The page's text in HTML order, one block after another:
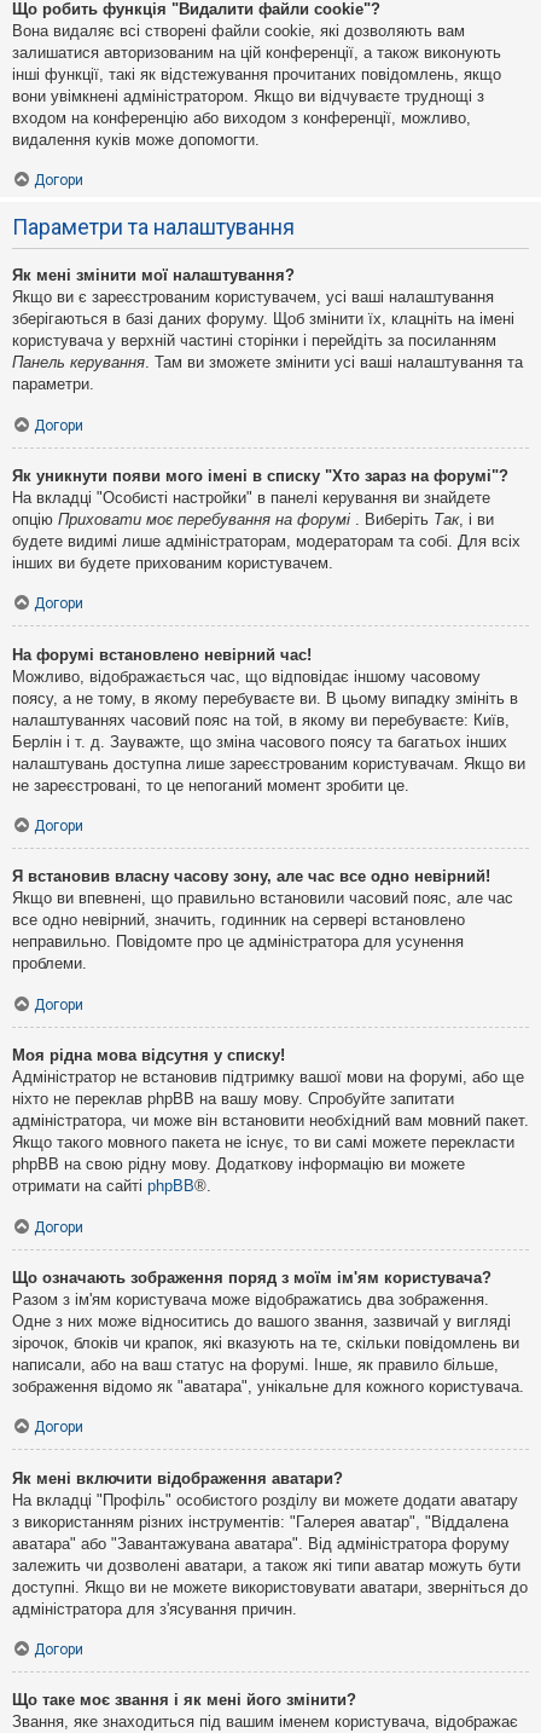
Що робить функція "Видалити файли cookie"?
Вона видаляє всі створені файли cookie, які дозволяють вам
залишатися авторизованим на цій конференції, а також виконують
інші функції, такі як відстежування прочитаних повідомлень, якщо
вони увімкнені адміністратором. Якщо ви відчуваєте труднощі з
входом на конференцію або виходом з конференції, можливо,
видалення куків може допомогти.
Догори
Параметри та налаштування
Як мені змінити мої налаштування?
Якщо ви є зареєстрованим користувачем, усі ваші налаштування
зберігаються в базі даних форуму. Щоб змінити їх, клацніть на імені
користувача у верхній частині сторінки і перейдіть за посиланням
Панель керування . Там ви зможете змінити усі ваші налаштування та
параметри.
Догори
Як уникнути появи мого імені в списку "Хто зараз на форумі"?
На вкладці "Особисті настройки" в панелі керування ви знайдете
опцію Приховати моє перебування на форумі . Виберіть Так, і ви
будете видимі лише адміністраторам, модераторам та собі. Для всіх
інших ви будете прихованим користувачем.
Догори
На форумі встановлено невірний час!
Можливо, відображається час, що відповідає іншому часовому
поясу, а не тому, в якому перебуваєте ви. В цьому випадку змініть в
налаштуваннях часовий пояс на той, в якому ви перебуваєте: Київ,
Берлін і т. д. Зауважте, що зміна часового поясу та багатьох інших
налаштувань доступна лише зареєстрованим користувачам. Якщо ви
не зареєстровані, то це непоганий момент зробити це.
Догори
Я встановив власну часову зону, але час все одно невірний!
Якщо ви впевнені, що правильно встановили часовий пояс, але час
все одно невірний, значить, годинник на сервері встановлено
неправильно. Повідомте про це адміністратора для усунення
проблеми.
Догори
Моя рідна мова відсутня у списку!
Адміністратор не встановив підтримку вашої мови на форумі, або ще
ніхто не переклав phpBB на вашу мову. Спробуйте запитати
адміністратора, чи може він встановити необхідний вам мовний пакет.
Якщо такого мовного пакета не існує, то ви самі можете перекласти
phpBB на свою рідну мову. Додаткову інформацію ви можете
отримати на сайті phpBB®.
Догори
Що означають зображення поряд з моїм ім'ям користувача?
Разом з ім'ям користувача може відображатись два зображення.
Одне з них може відноситись до вашого звання, зазвичай у вигляді
зірочок, блоків чи крапок, які вказують на те, скільки повідомлень ви
написали, або на ваш статус на форумі. Інше, як правило більше,
зображення відомо як "аватара", унікальне для кожного користувача.
Догори
Як мені включити відображення аватари?
На вкладці "Профіль" особистого розділу ви можете додати аватару
з використанням різних інструментів: "Галерея аватар", "Віддалена
аватара" або "Завантажувана аватара". Від адміністратора форуму
залежить чи дозволені аватари, а також які типи аватар можуть бути
доступні. Якщо ви не можете використовувати аватари, зверніться до
адміністратора для з'ясування причин.
Догори
Що таке моє звання і як мені його змінити?
Звання, яке знаходиться під вашим іменем користувача, відображає